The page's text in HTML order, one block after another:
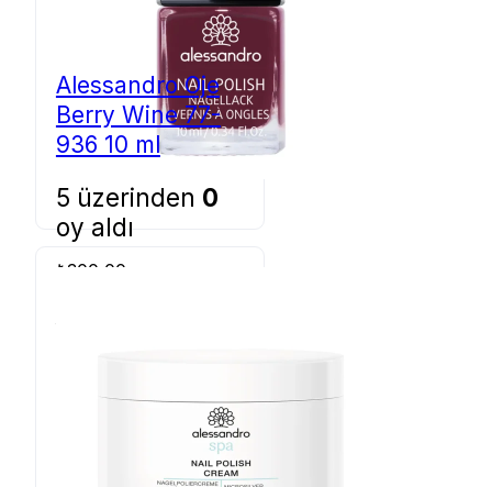
Alessandro Oje
Berry Wine 77-
936 10 ml
5 üzerinden 0
oy aldı
₺ 300,00